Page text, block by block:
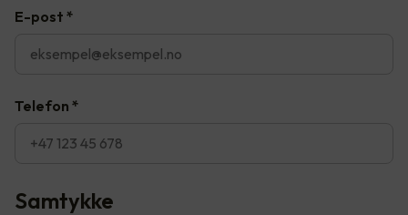
E-post *
Telefon *
Samtykke